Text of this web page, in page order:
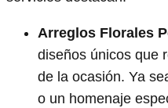
Arreglos Florales
diseños únicos que
de la ocasión. Ya
o un homenaje